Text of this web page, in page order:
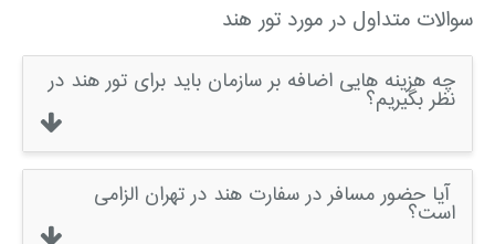
سوالات متداول در مورد تور هند
چه هزینه هایی اضافه بر سازمان باید برای تور هند در
نظر بگیریم؟
آیا حضور مسافر در سفارت هند در تهران الزامی
است؟